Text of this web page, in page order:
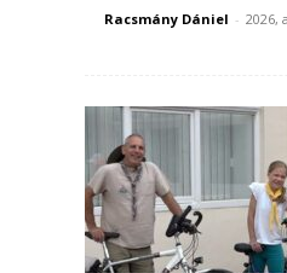
Racsmány Dániel - 2026,